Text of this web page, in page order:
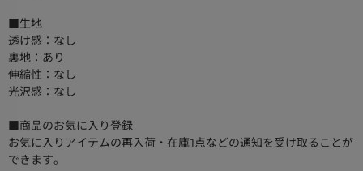
■生地
透け感：なし
裏地：あり
伸縮性：なし
光沢感：なし
■商品のお気に入り登録
お気に入りアイテムの再入荷・在庫1点などの通知を受け取ることが
できます。